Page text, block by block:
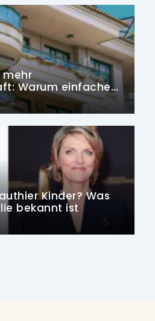
mehr
Warum einfache
der
prägen
Kinder? Was
bekannt ist